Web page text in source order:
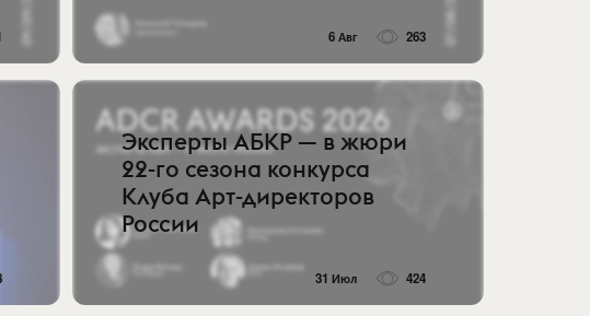
6 Авг 263
Эксперты АБКР — в жюри
22-го сезона конкурса
Клуба Арт-директоров
России
31 Июл 424